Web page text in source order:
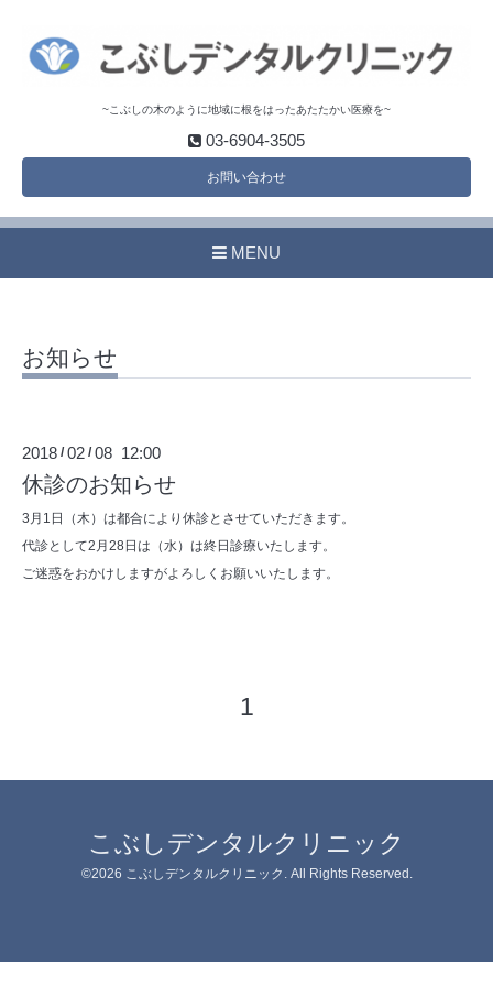
~こぶしの木のように地域に根をはったあたたかい医療を~
03-6904-3505
お問い合わせ
MENU
お知らせ
2018 /02 /08 12:00
休診のお知らせ
3月1日（木）は都合により休診とさせていただきます。
代診として2月28日は（水）は終日診療いたします。
ご迷惑をおかけしますがよろしくお願いいたします。
1
こぶしデンタルクリニック
©2026 こぶしデンタルクリニック . All Rights Reserved.